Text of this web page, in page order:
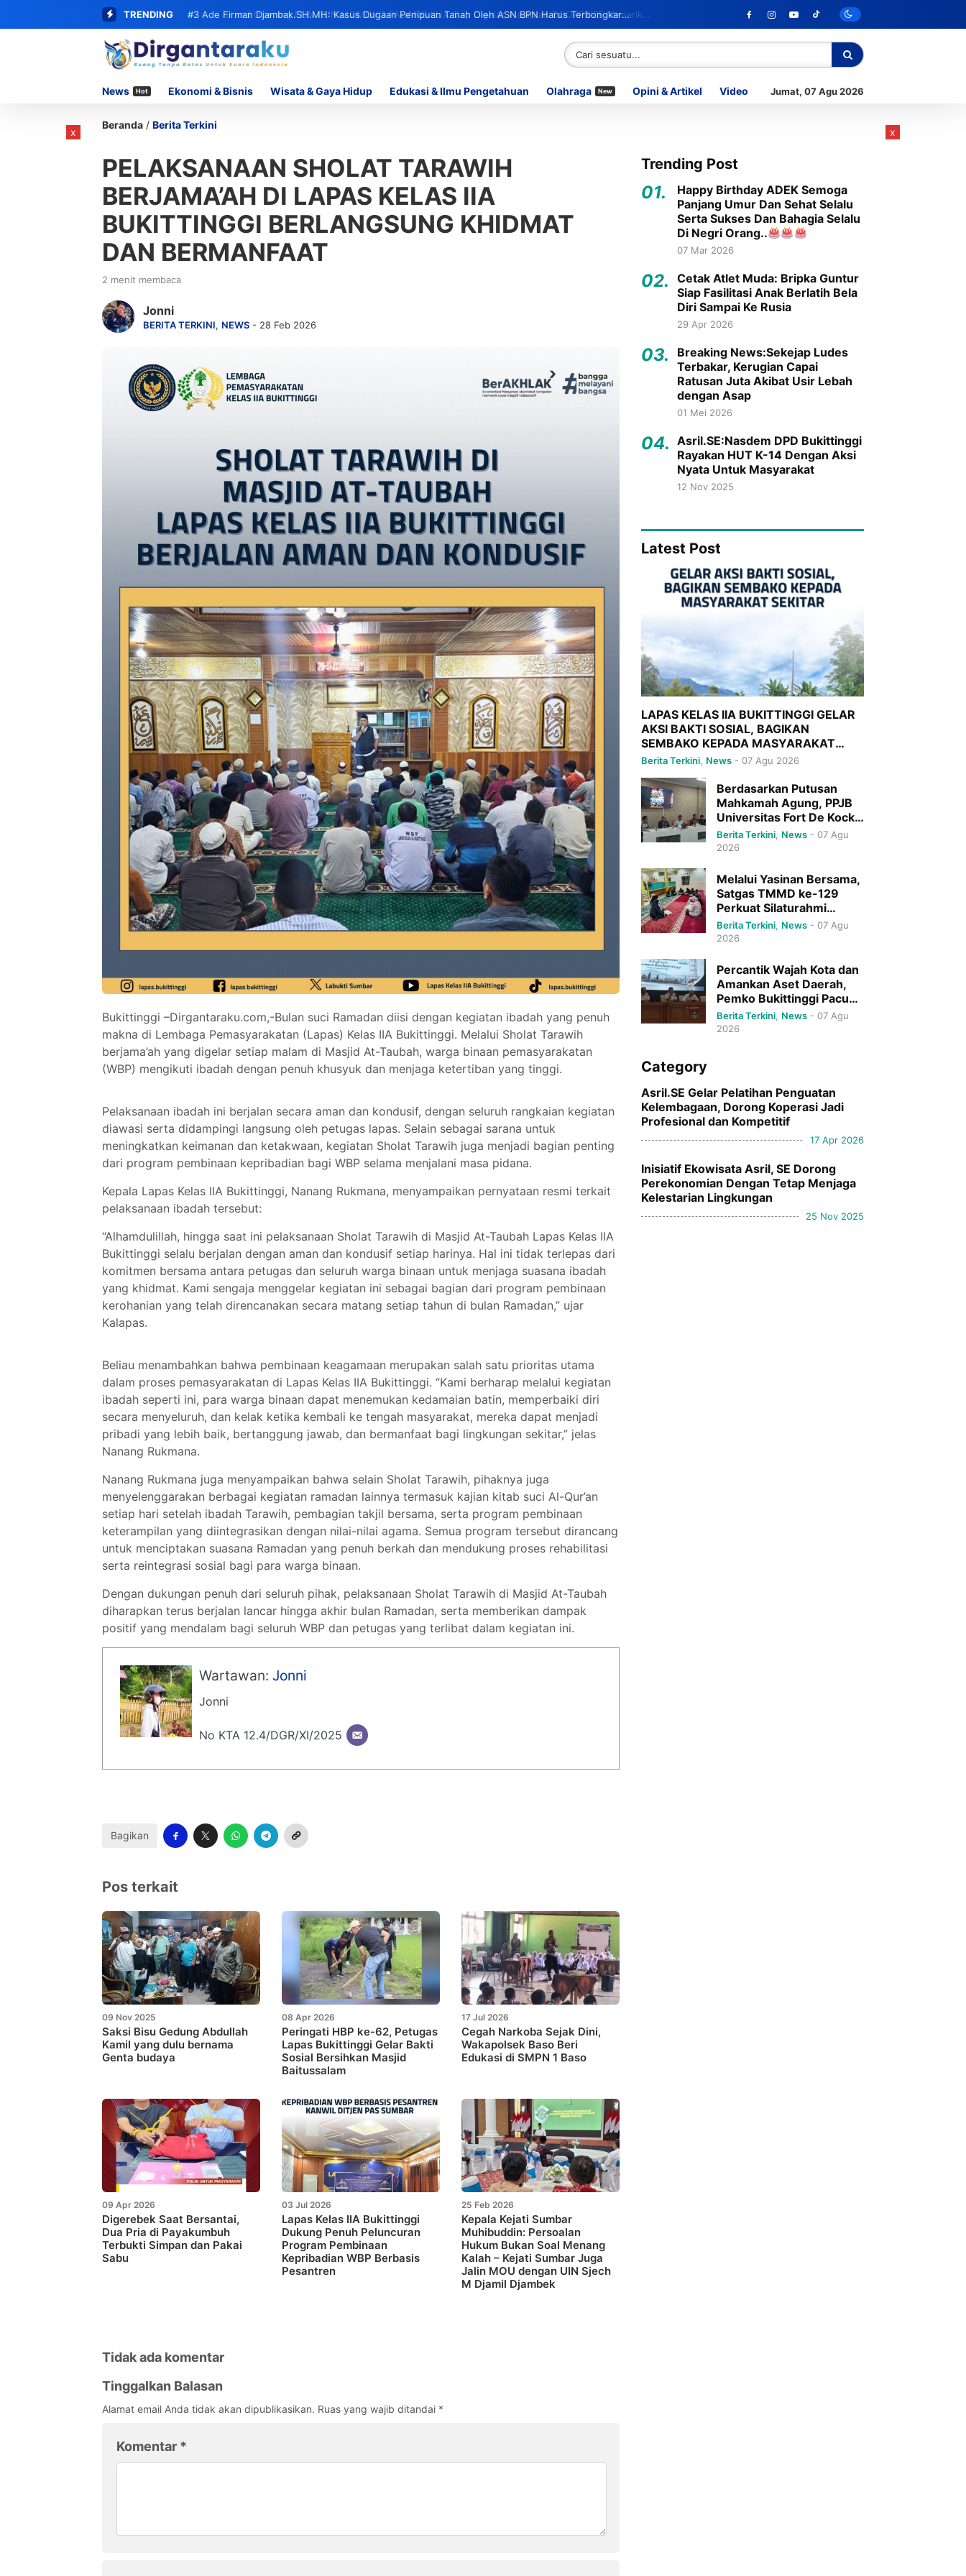
TRENDING #3 Ade Firman Djambak.SH.MH: Kasus Dugaan Penipuan Tanah Oleh ASN BPN Harus Terbongkar
Beserta Seluruh Oknum yang Terlibat
News Hot Ekonomi & Bisnis Wisata & Gaya Hidup Edukasi & Ilmu Pengetahuan Olahraga New Opini & Artikel Video Jumat, 07 Agu 2026
Beranda / Berita Terkini
PELAKSANAAN SHOLAT TARAWIH
BERJAMA’AH DI LAPAS KELAS IIA
BUKITTINGGI BERLANGSUNG KHIDMAT
DAN BERMANFAAT
2 menit membaca
Jonni
BERITA TERKINI, NEWS - 28 Feb 2026
Bukittinggi –Dirgantaraku.com,-Bulan suci Ramadan diisi dengan kegiatan ibadah yang penuh
makna di Lembaga Pemasyarakatan (Lapas) Kelas IIA Bukittinggi. Melalui Sholat Tarawih
berjama’ah yang digelar setiap malam di Masjid At-Taubah, warga binaan pemasyarakatan
(WBP) mengikuti ibadah dengan penuh khusyuk dan menjaga ketertiban yang tinggi.
Pelaksanaan ibadah ini berjalan secara aman dan kondusif, dengan seluruh rangkaian kegiatan
diawasi serta didampingi langsung oleh petugas lapas. Selain sebagai sarana untuk
meningkatkan keimanan dan ketakwaan, kegiatan Sholat Tarawih juga menjadi bagian penting
dari program pembinaan kepribadian bagi WBP selama menjalani masa pidana.
Kepala Lapas Kelas IIA Bukittinggi, Nanang Rukmana, menyampaikan pernyataan resmi terkait
pelaksanaan ibadah tersebut:
“Alhamdulillah, hingga saat ini pelaksanaan Sholat Tarawih di Masjid At-Taubah Lapas Kelas IIA
Bukittinggi selalu berjalan dengan aman dan kondusif setiap harinya. Hal ini tidak terlepas dari
komitmen bersama antara petugas dan seluruh warga binaan untuk menjaga suasana ibadah
yang khidmat. Kami sengaja menggelar kegiatan ini sebagai bagian dari program pembinaan
kerohanian yang telah direncanakan secara matang setiap tahun di bulan Ramadan,” ujar
Kalapas.
Beliau menambahkan bahwa pembinaan keagamaan merupakan salah satu prioritas utama
dalam proses pemasyarakatan di Lapas Kelas IIA Bukittinggi. “Kami berharap melalui kegiatan
ibadah seperti ini, para warga binaan dapat menemukan kedamaian batin, memperbaiki diri
secara menyeluruh, dan kelak ketika kembali ke tengah masyarakat, mereka dapat menjadi
pribadi yang lebih baik, bertanggung jawab, dan bermanfaat bagi lingkungan sekitar,” jelas
Nanang Rukmana.
Nanang Rukmana juga menyampaikan bahwa selain Sholat Tarawih, pihaknya juga
menyelenggarakan berbagai kegiatan ramadan lainnya termasuk kajian kitab suci Al-Qur’an
setiap hari setelah ibadah Tarawih, pembagian takjil bersama, serta program pembinaan
keterampilan yang diintegrasikan dengan nilai-nilai agama. Semua program tersebut dirancang
untuk menciptakan suasana Ramadan yang penuh berkah dan mendukung proses rehabilitasi
serta reintegrasi sosial bagi para warga binaan.
Dengan dukungan penuh dari seluruh pihak, pelaksanaan Sholat Tarawih di Masjid At-Taubah
diharapkan terus berjalan lancar hingga akhir bulan Ramadan, serta memberikan dampak
positif yang mendalam bagi seluruh WBP dan petugas yang terlibat dalam kegiatan ini.
Wartawan: Jonni
Jonni
No KTA 12.4/DGR/XI/2025
Bagikan
Pos terkait
09 Nov 2025
Saksi Bisu Gedung Abdullah
Kamil yang dulu bernama
Genta budaya
08 Apr 2026
Peringati HBP ke-62, Petugas
Lapas Bukittinggi Gelar Bakti
Sosial Bersihkan Masjid
Baitussalam
17 Jul 2026
Cegah Narkoba Sejak Dini,
Wakapolsek Baso Beri
Edukasi di SMPN 1 Baso
09 Apr 2026
Digerebek Saat Bersantai,
Dua Pria di Payakumbuh
Terbukti Simpan dan Pakai
Sabu
03 Jul 2026
Lapas Kelas IIA Bukittinggi
Dukung Penuh Peluncuran
Program Pembinaan
Kepribadian WBP Berbasis
Pesantren
25 Feb 2026
Kepala Kejati Sumbar
Muhibuddin: Persoalan
Hukum Bukan Soal Menang
Kalah – Kejati Sumbar Juga
Jalin MOU dengan UIN Sjech
M Djamil Djambek
Tidak ada komentar
Tinggalkan Balasan
Alamat email Anda tidak akan dipublikasikan. Ruas yang wajib ditandai *
Komentar *
Trending Post
01.
Happy Birthday ADEK Semoga
Panjang Umur Dan Sehat Selalu
Serta Sukses Dan Bahagia Selalu
Di Negri Orang..
07 Mar 2026
02.
Cetak Atlet Muda: Bripka Guntur
Siap Fasilitasi Anak Berlatih Bela
Diri Sampai Ke Rusia
29 Apr 2026
03.
Breaking News:Sekejap Ludes
Terbakar, Kerugian Capai
Ratusan Juta Akibat Usir Lebah
dengan Asap
01 Mei 2026
04. Asril.SE:Nasdem DPD Bukittinggi
Rayakan HUT K-14 Dengan Aksi
Nyata Untuk Masyarakat
12 Nov 2025
Latest Post
LAPAS KELAS IIA BUKITTINGGI GELAR
AKSI BAKTI SOSIAL, BAGIKAN
SEMBAKO KEPADA MASYARAKAT
SEKITAR
Berita Terkini News - 07 Agu 2026
Berdasarkan Putusan
Mahkamah Agung, PPJB
Universitas Fort De Kock
Sudah Inkracht,Sah Dan
Mengikat
Berita Terkini News - 07 Agu
2026
Melalui Yasinan Bersama,
Satgas TMMD ke-129
Perkuat Silaturahmi
dengan Warga
Berita Terkini News - 07 Agu
2026
Percantik Wajah Kota dan
Amankan Aset Daerah,
Pemko Bukittinggi Pacu
Pertumbuhan Ekonomi
Serta Pariwisata
Berita Terkini News - 07 Agu
2026
Category
Asril.SE Gelar Pelatihan Penguatan
Kelembagaan, Dorong Koperasi Jadi
Profesional dan Kompetitif
17 Apr 2026
Inisiatif Ekowisata Asril, SE Dorong
Perekonomian Dengan Tetap Menjaga
Kelestarian Lingkungan
25 Nov 2025
x x